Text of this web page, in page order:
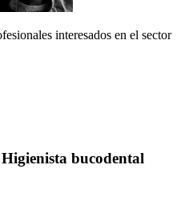
interesados en el sector
bucodental